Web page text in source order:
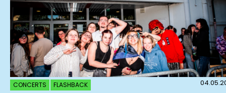
CONCERTS FLASHBACK